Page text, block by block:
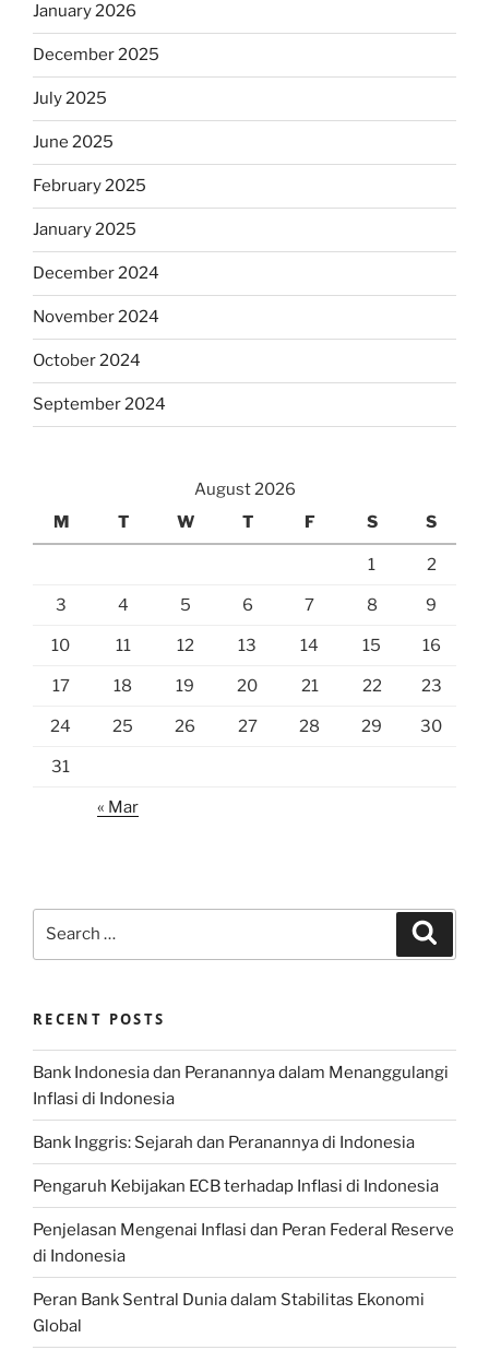
January 2026
December 2025
July 2025
June 2025
February 2025
January 2025
December 2024
November 2024
October 2024
September 2024
August 2026
M
T W T F S S
1 2
3 4 5 6 7 8 9
10 11 12 13 14 15 16
17 18 19 20 21 22 23
24 25 26 27 28 29 30
31
« Mar
RECENT POSTS
Bank Indonesia dan Peranannya dalam Menanggulangi
Inflasi di Indonesia
Bank Inggris: Sejarah dan Peranannya di Indonesia
Pengaruh Kebijakan ECB terhadap Inflasi di Indonesia
Penjelasan Mengenai Inflasi dan Peran Federal Reserve
di Indonesia
Peran Bank Sentral Dunia dalam Stabilitas Ekonomi
Global